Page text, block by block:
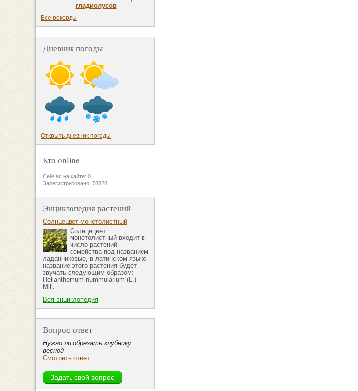
гладиолусов
Все рекорды
Дневник погоды
Открыть дневник погоды
Кто online
Сейчас на сайте: 0
Зарегистрировано: 78828
Энциклопедия растений
Солнцецвет монетолистный
Солнцецвет
монетолистный входит в
число растений
семейства под названием
ладанниковые, в латинском языке
название этого растения будет
звучать следующим образом:
Helianthemum nummularium (L.)
Mill.
Вся энциклопедия
Вопрос-ответ
Нужно ли обрезать клубнику
весной
Смотреть ответ